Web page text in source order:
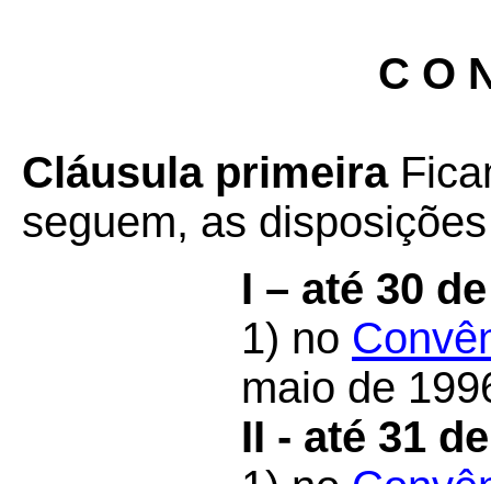
C O
Cláusula primeira
seguem, as
I – até 30
1) no
maio de
II - até 31